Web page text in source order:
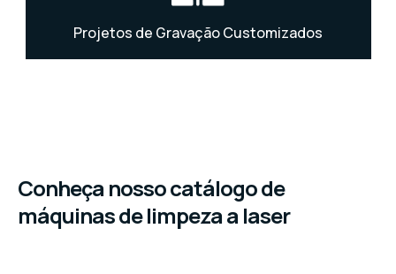
Projetos de Gravação Customizados
Conheça nosso catálogo de
máquinas de limpeza a laser